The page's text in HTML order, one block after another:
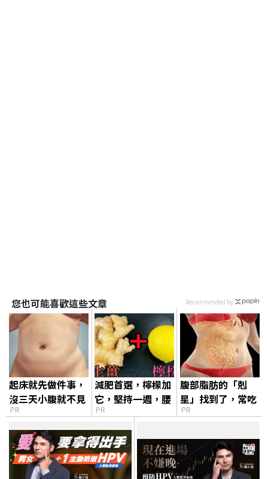
您也可能喜歡這些文章
起床就先做件事，
沒三天小腹就不見
了! 肚子一天天變
小！
PR
減肥首選，檸檬加
它，堅持一週，腰
細了，瘦到你懷疑
人生
PR
腹部脂肪的「剋
星」找到了，常吃
這幾物，吃走大肚
PR
Recommended by